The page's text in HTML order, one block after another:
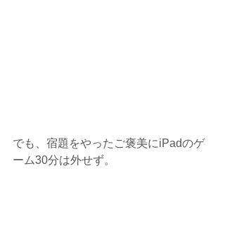
でも、宿題をやったご褒美にiPadのゲ
ーム30分は外せず。